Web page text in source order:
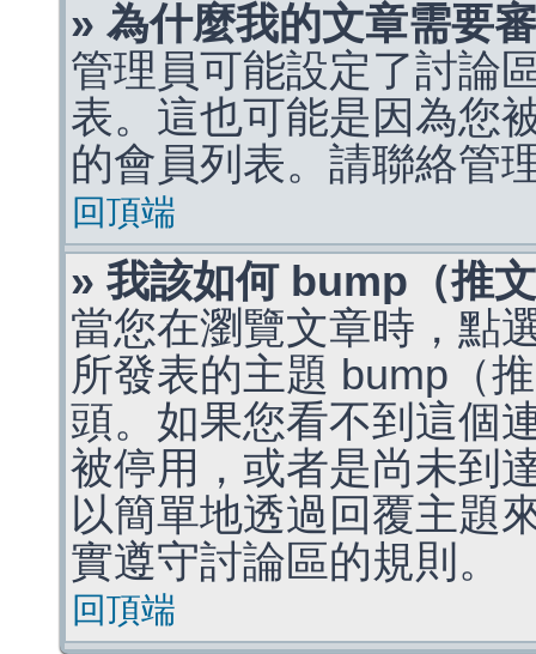
» 為什麼我的文章需要
管理員可能設定了討論
表。這也可能是因為您
的會員列表。請聯絡管
回頂端
» 我該如何 bump（推
當您在瀏覽文章時，點
所發表的主題 bump（
頭。如果您看不到這個
被停用，或者是尚未到
以簡單地透過回覆主題
實遵守討論區的規則。
回頂端